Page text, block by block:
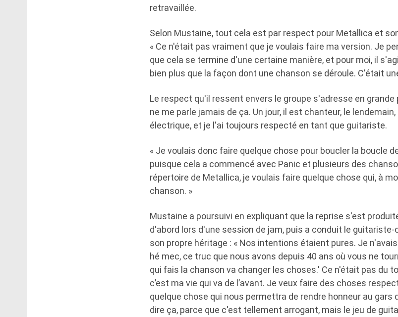
retravaillée.
Selon Mustaine, tout cela est par respect pour Metallica et
« Ce n'était pas vraiment que je voulais faire ma version. Je
que cela se termine d'une certaine manière, et pour moi, il
bien plus que la façon dont une chanson se déroule. C'était
Le respect qu'il ressent envers le groupe s'adresse en grande
ne me parle jamais de ça. Un jour, il est chanteur, le
électrique, et je l'ai toujours respecté en tant que guitariste.
« Je voulais donc faire quelque chose pour boucler la boucle
puisque cela a commencé avec Panic et plusieurs des
répertoire de Metallica, je voulais faire quelque chose qui, à
chanson. »
Mustaine a poursuivi en expliquant que la reprise s'est
d'abord lors d'une session de jam, puis a conduit le
son propre héritage : « Nos intentions étaient pures. Je
hé mec, ce truc que nous avons depuis 40 ans où vous ne
qui fais la chanson va changer les choses.' Ce n'était pas du
c’est ma vie qui va de l’avant. Je veux faire des choses
quelque chose qui nous permettra de rendre honneur au gars
dire ça, parce que c'est tellement arrogant, mais le jeu de